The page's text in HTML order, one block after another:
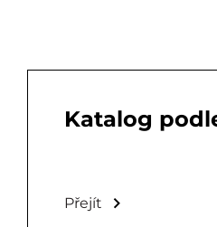
Katalog
Přejít